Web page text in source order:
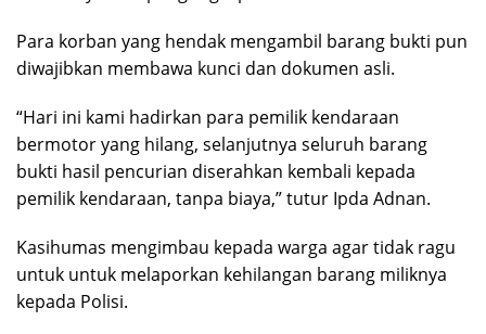
Para korban yang hendak mengambil barang bukti pun
diwajibkan membawa kunci dan dokumen asli.
“Hari ini kami hadirkan para pemilik kendaraan
bermotor yang hilang, selanjutnya seluruh barang
bukti hasil pencurian diserahkan kembali kepada
pemilik kendaraan, tanpa biaya,” tutur Ipda Adnan.
Kasihumas mengimbau kepada warga agar tidak ragu
untuk untuk melaporkan kehilangan barang miliknya
kepada Polisi.